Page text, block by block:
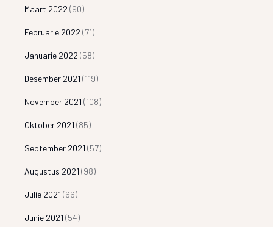
Maart 2022 (90)
Februarie 2022 (71)
Januarie 2022 (58)
Desember 2021 (119)
November 2021 (108)
Oktober 2021 (85)
September 2021 (57)
Augustus 2021 (98)
Julie 2021 (66)
Junie 2021 (54)